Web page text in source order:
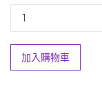
加入購物車